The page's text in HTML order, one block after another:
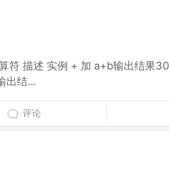
符 描述 实例 + 加 a+b输出结果
出结...
评论